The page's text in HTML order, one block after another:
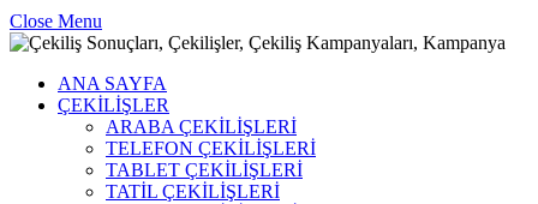
Close Menu
ANA SAYFA
ÇEKİLİŞLER
ARABA ÇEKİLİŞLERİ
TELEFON ÇEKİLİŞLERİ
TABLET ÇEKİLİŞLERİ
TATİL ÇEKİLİŞLERİ